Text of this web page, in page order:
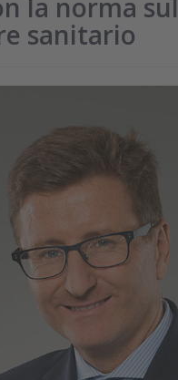
sanitario